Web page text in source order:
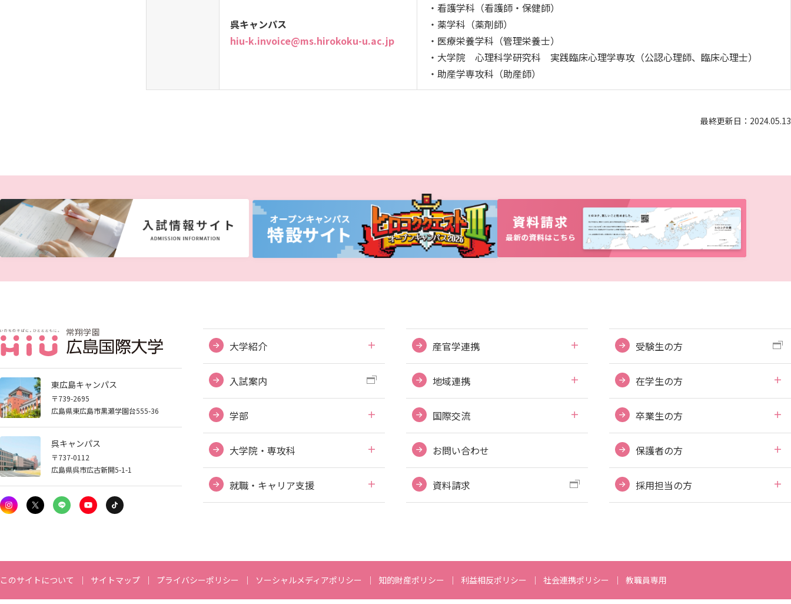
ABOUT HIU
電子ブック・電子ジャーナルなど
活動とイベント
利用講習会
学生図書委員の活動
施設案内
図書館だより『Library News』
自然災害時等の図書館の閉館について
学内ネットワークの概要
東広島キャンパス
呉キャンパス
学内向け専用ページ
広国ポータルサイト
広国LMS
呉キャンパス
hiu-k.invoice@ms.hirokoku-u.ac.jp
・看護学科（看護師・保健師）
・薬学科（薬剤師）
・医療栄養学科（管理栄養士）
・大学院 心理科学研究科 実践臨床心理学専攻（公認心理師、臨床心理士）
・助産学専攻科（助産師）
最終更新日：2024.05.13
東広島キャンパス
〒739-2695
広島県東広島市黒瀬学園台555-36
呉キャンパス
〒737-0112
広島県呉市広古新開5-1-1
大学紹介
入試案内
学部
大学院・専攻科
就職・キャリア支援
産官学連携
地域連携
国際交流
お問い合わせ
資料請求
受験生の方
在学生の方
卒業生の方
保護者の方
採用担当の方
このサイトについて サイトマップ プライバシーポリシー ソーシャルメディアポリシー 知的財産ポリシー 利益相反ポリシー 社会連携ポリシー 教職員専用